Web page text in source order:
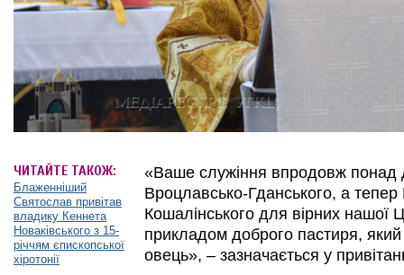
ЧИТАЙТЕ ТАКОЖ:
Блаженніший
Святослав привітав
владику Кеннета
Новаківського з 15-
річчям єпископської
хіротонії
«Ваше служіння впродовж понад
Вроцлавсько-Гданського, а
Кошалінського для вірних нашої
прикладом доброго пастиря,
овець», – зазначається у